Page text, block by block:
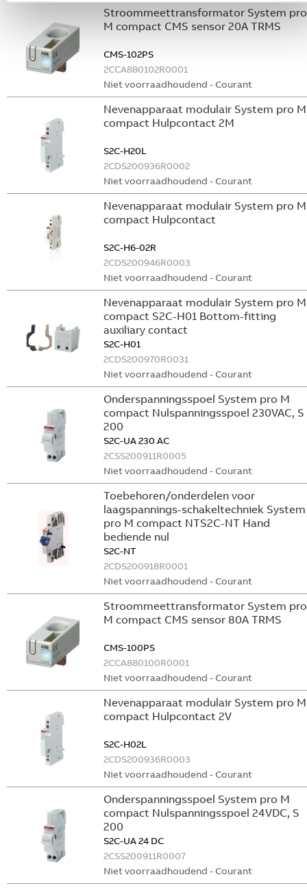
Stroommeettransformator System pro
M compact CMS sensor 20A TRMS
CMS-102PS
2CCA880102R0001
Niet voorraadhoudend - Courant
Nevenapparaat modulair System pro M
compact Hulpcontact 2M
S2C-H20L
2CDS200936R0002
Niet voorraadhoudend - Courant
Nevenapparaat modulair System pro M
compact Hulpcontact
S2C-H6-02R
2CDS200946R0003
Niet voorraadhoudend - Courant
Nevenapparaat modulair System pro M
compact S2C-H01 Bottom-fitting
auxiliary contact
S2C-H01
2CDS200970R0031
Niet voorraadhoudend - Courant
Onderspanningsspoel System pro M
compact Nulspanningsspoel 230VAC, S
200
S2C-UA 230 AC
2CSS200911R0005
Niet voorraadhoudend - Courant
Toebehoren/onderdelen voor
laagspannings-schakeltechniek System
pro M compact NTS2C-NT Hand
bediende nul
S2C-NT
2CDS200918R0001
Niet voorraadhoudend - Courant
Stroommeettransformator System pro
M compact CMS sensor 80A TRMS
CMS-100PS
2CCA880100R0001
Niet voorraadhoudend - Courant
Nevenapparaat modulair System pro M
compact Hulpcontact 2V
S2C-H02L
2CDS200936R0003
Niet voorraadhoudend - Courant
Onderspanningsspoel System pro M
compact Nulspanningsspoel 24VDC, S
200
S2C-UA 24 DC
2CSS200911R0007
Niet voorraadhoudend - Courant